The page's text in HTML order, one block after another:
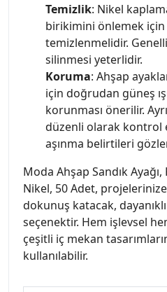
Temizlik: Nikel
birikimini önlemek
temizlenmelidir.
silinmesi yeterlidir.
Koruma: Ahşap
için doğrudan güneş
korunması önerilir.
düzenli olarak kontrol
aşınma belirtileri
Moda Ahşap Sandık
Nikel, 50 Adet,
dokunuş katacak,
seçenektir. Hem işlevsel
çeşitli iç mekan
kullanılabilir.